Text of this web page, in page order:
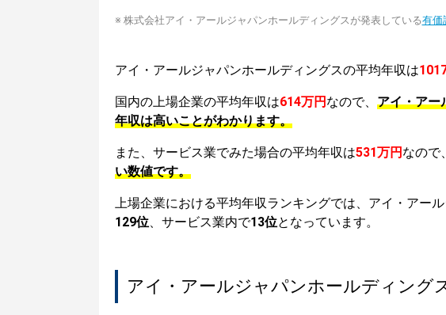
※ 株式会社アイ・アールジャパンホールディングスが発表している有価
アイ・アールジャパンホールディングスの平均年収は
国内の上場企業の平均年収は614万円 なので、 アイ・アー
年収は高いことがわかります。
また、サービス業でみた場合の平均年収は531万円 なので、
い数値です。
上場企業における平均年収ランキングでは、アイ・アー
129位、サービス業内で13位となっています。
アイ・アールジャパンホールディング